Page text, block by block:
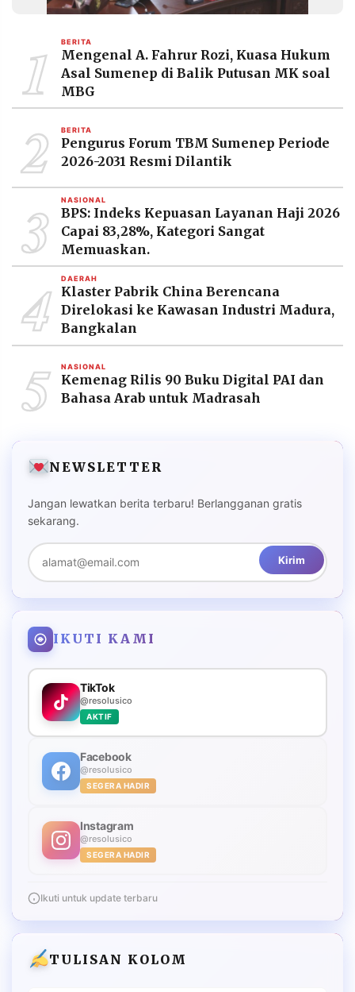
RESOLUSI
PRAMUDITA
2026
PT.
MEDIA
PRAMUDITA
1 BERITA
Mengenal A. Fahrur Rozi, Kuasa Hukum
Asal Sumenep di Balik Putusan MK soal
MBG
2 BERITA
Pengurus Forum TBM Sumenep Periode
2026-2031 Resmi Dilantik
3 NASIONAL
BPS: Indeks Kepuasan Layanan Haji 2026
Capai 83,28%, Kategori Sangat
Memuaskan.
4 DAERAH
Klaster Pabrik China Berencana
Direlokasi ke Kawasan Industri Madura,
Bangkalan
5 NASIONAL
Kemenag Rilis 90 Buku Digital PAI dan
Bahasa Arab untuk Madrasah
NEWSLETTER
Jangan lewatkan berita terbaru! Berlangganan gratis
sekarang.
Kirim
IKUTI KAMI
TikTok
@resolusico
AKTIF
Facebook
@resolusico
SEGERA HADIR
Instagram
@resolusico
SEGERA HADIR
Ikuti untuk update terbaru
TULISAN KOLOM